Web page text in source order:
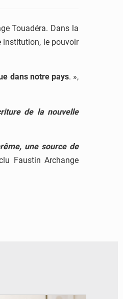
Touadéra. Dans la
institution, le pouvoir
dans notre pays. »,
de la nouvelle
une source de
Faustin Archange